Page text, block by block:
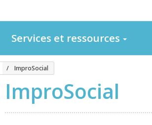
Services et ressources
ImproSocial
ImproSocial